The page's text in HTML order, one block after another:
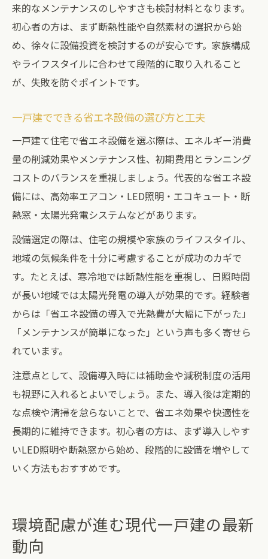
来的なメンテナンスのしやすさも検討材料となります。
初心者の方は、まず断熱性能や自然素材の選択から始
め、徐々に設備投資を検討するのが安心です。家族構成
やライフスタイルに合わせて段階的に取り入れること
が、失敗を防ぐポイントです。
一戸建でできる省エネ設備の選び方と工夫
一戸建て住宅で省エネ設備を選ぶ際は、エネルギー消費
量の削減効果やメンテナンス性、初期費用とランニング
コストのバランスを重視しましょう。代表的な省エネ設
備には、高効率エアコン・LED照明・エコキュート・断
熱窓・太陽光発電システムなどがあります。
設備選定の際は、住宅の規模や家族のライフスタイル、
地域の気候条件を十分に考慮することが成功のカギで
す。たとえば、寒冷地では断熱性能を重視し、日照時間
が長い地域では太陽光発電の導入が効果的です。経験者
からは「省エネ設備の導入で光熱費が大幅に下がった」
「メンテナンスが簡単になった」という声も多く寄せら
れています。
注意点として、設備導入時には補助金や減税制度の活用
も視野に入れるとよいでしょう。また、導入後は定期的
な点検や清掃を怠らないことで、省エネ効果や快適性を
長期的に維持できます。初心者の方は、まず導入しやす
いLED照明や断熱窓から始め、段階的に設備を増やして
いく方法もおすすめです。
環境配慮が進む現代一戸建の最新
動向